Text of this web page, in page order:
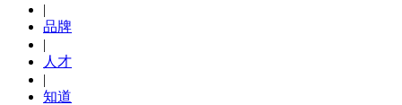
|
品牌
|
人才
|
知道